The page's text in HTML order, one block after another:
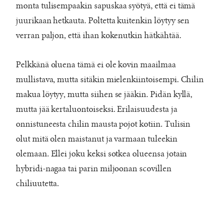
monta tulisempaakin sapuskaa syötyä, että ei tämä
juurikaan hetkauta. Poltetta kuitenkin löytyy sen
verran paljon, että ihan kokenutkin hätkähtää.
Pelkkänä oluena tämä ei ole kovin maailmaa
mullistava, mutta sitäkin mielenkiintoisempi. Chilin
makua löytyy, mutta siihen se jääkin. Pidän kyllä,
mutta jää kertaluontoiseksi. Erilaisuudesta ja
onnistuneesta chilin mausta pojot kotiin. Tulisin
olut mitä olen maistanut ja varmaan tuleekin
olemaan. Ellei joku keksi sotkea olueensa jotain
hybridi-nagaa tai parin miljoonan scovillen
chiliuutetta.